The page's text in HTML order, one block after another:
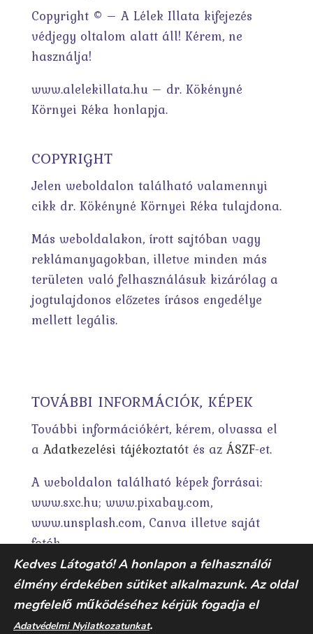
Copyright © – A Lélek Illata kifejezés
védjegy oltalom alatt áll! Kérem, ne
használja!
www.alelekillata.hu – dr. Kökényné
Környei Réka honlapja.
COPYRIGHT
Jelen weboldalon található valamennyi
cikk dr. Kökényné Környei Réka tulajdona.
Más weboldalakon, írott sajtóban vagy
reklámanyagokban, illetve minden más
területen való felhasználásuk kizárólag a
jogtulajdonos előzetes írásos engedélye
mellett legális.
TOVÁBBI INFORMÁCIÓK, KÉPEK
További információkért, kérem, olvassa el
a Adatkezelési tájékoztatót és az ÁSZF-et.
A weboldalon található képek forrásai:
www.sxc.hu; www.pixabay.com,
www.unsplash.com, Canva illetve saját
fotók.
Kedves Látogató! A honlapon a felhasználói
élmény érdekében sütiket alkalmazunk. Az oldal
megfelelő működéséhez kérjük fogadja el
Adatvédelmi Nyilatkozatunkat.